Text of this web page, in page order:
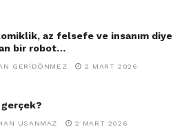
az felsefe ve insanım diye
bir robot…
GERIDÖNMEZ 2 MART 2026
gerçek?
USANMAZ 2 MART 2026